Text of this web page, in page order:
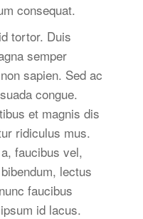
consequat.
tortor. Duis
semper
sapien. Sed ac
congue.
et magnis dis
ridiculus mus.
faucibus vel,
lectus
faucibus
id lacus.